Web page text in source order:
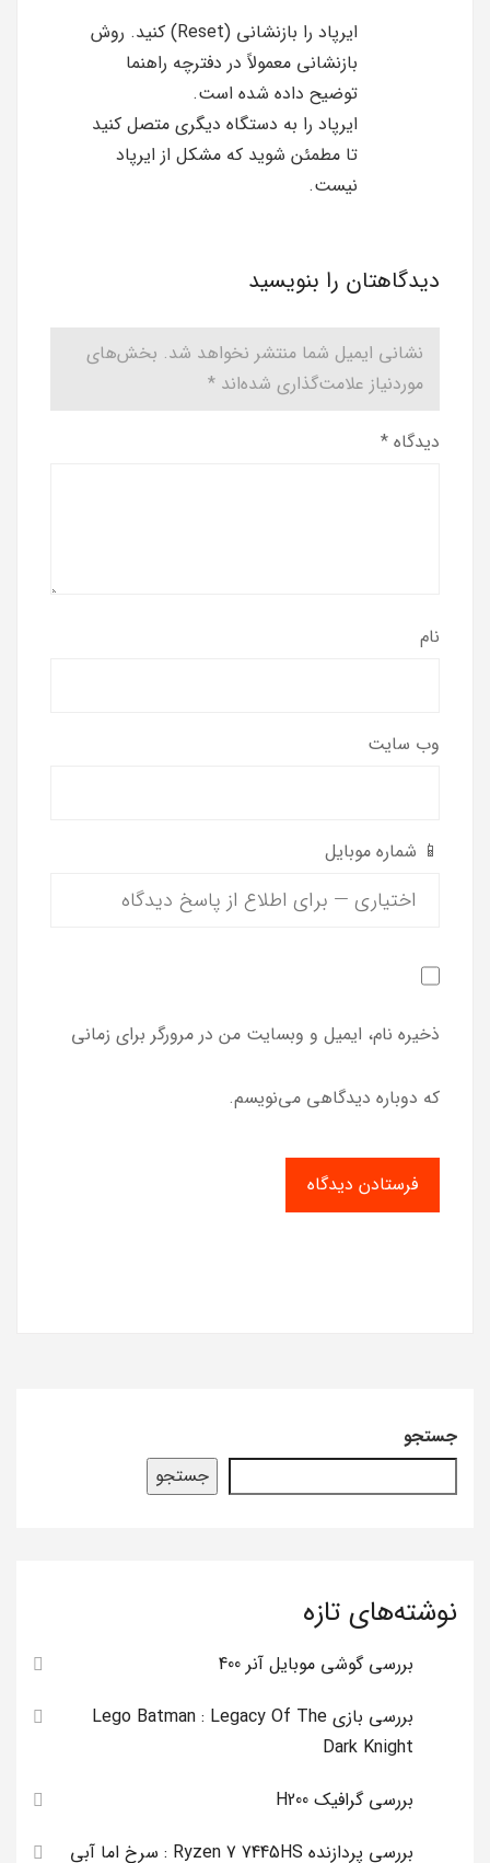
ایرپاد را بازنشانی (Reset) کنید. روش
بازنشانی معمولاً در دفترچه راهنما
توضیح داده شده است.
ایرپاد را به دستگاه دیگری متصل کنید
تا مطمئن شوید که مشکل از ایرپاد
نیست.
دیدگاهتان را بنویسید
نشانی ایمیل شما منتشر نخواهد شد. بخش‌های
موردنیاز علامت‌گذاری شده‌اند *
دیدگاه *
نام
وب‌ سایت
📱 شماره موبایل
ذخیره نام، ایمیل و وبسایت من در مرورگر برای زمانی
که دوباره دیدگاهی می‌نویسم.
جستجو
جستجو
نوشته‌های تازه
بررسی گوشی موبایل آنر 400
بررسی بازی Lego Batman : Legacy Of The
Dark Knight
بررسی گرافیک H200
بررسی پردازنده Ryzen 7 7445HS : سرخ اما آبی